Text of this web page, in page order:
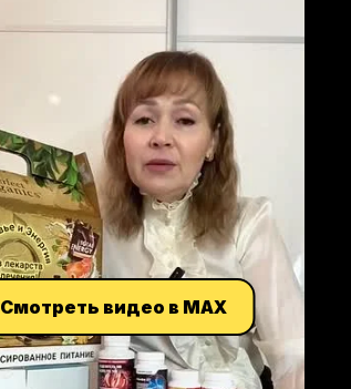
Смотреть видео в MAX